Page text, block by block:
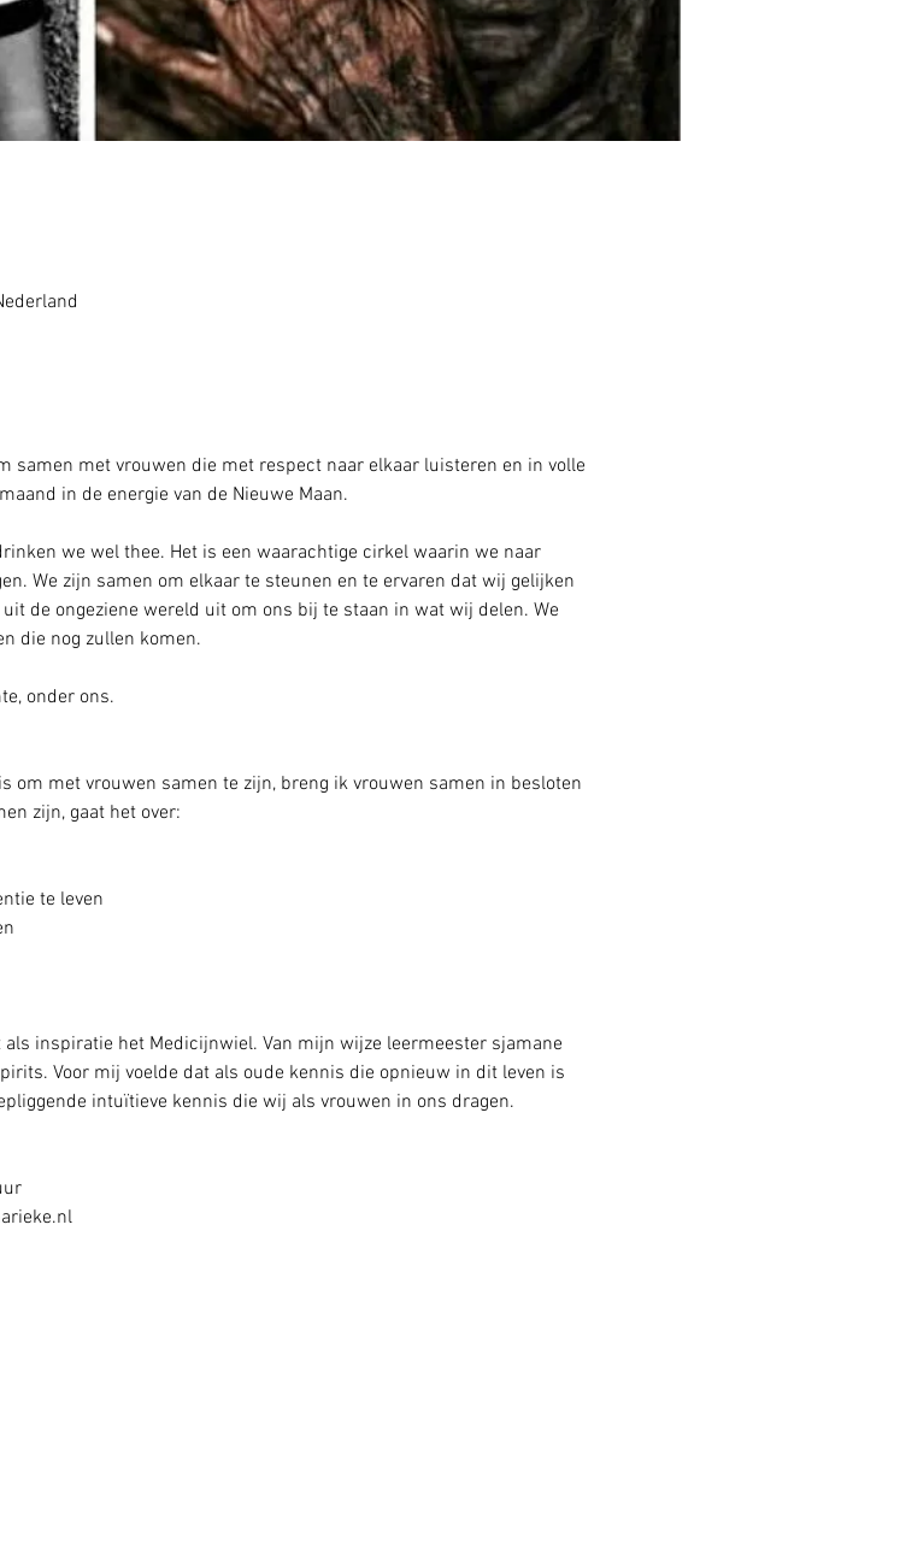
samen met vrouwen die met respect naar elkaar luisteren en in volle
in de energie van de Nieuwe Maan.
we wel thee. Het is een waarachtige cirkel waarin we naar
We zijn samen om elkaar te steunen en te ervaren dat wij gelijken
de ongeziene wereld uit om ons bij te staan in wat wij delen. We
die nog zullen komen.
onder ons.
om met vrouwen samen te zijn, breng ik vrouwen samen in besloten
zijn, gaat het over:
te leven
inspiratie het Medicijnwiel. Van mijn wijze leermeester sjamane
Voor mij voelde dat als oude kennis die opnieuw in dit leven is
intuïtieve kennis die wij als vrouwen in ons dragen.